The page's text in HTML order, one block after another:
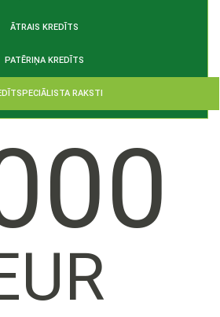
ĀTRAIS KREDĪTS
PATĒRIŅA KREDĪTS
RAKSTI